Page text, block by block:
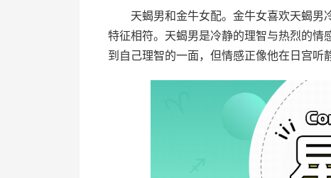
天蝎男和金牛女配。金牛女喜欢天蝎男
特征相符。天蝎男是冷静的理智与热烈的情
到自己理智的一面，但情感正像他在日宫听